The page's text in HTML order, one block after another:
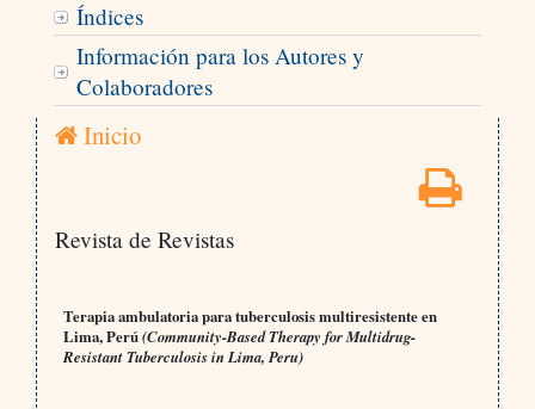
Índices
Información para los Autores y
Colaboradores
Inicio
Revista de Revistas
Terapia ambulatoria para tuberculosis multiresistente en
Lima, Perú(Community-Based Therapy for Multidrug-
Resistant Tuberculosis in Lima, Peru)